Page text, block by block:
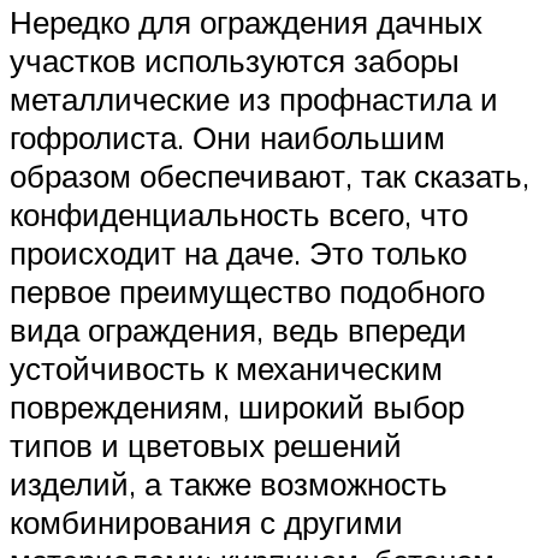
Нередко для ограждения дачных
участков используются заборы
металлические из профнастила и
гофролиста. Они наибольшим
образом обеспечивают, так сказать,
конфиденциальность всего, что
происходит на даче. Это только
первое преимущество подобного
вида ограждения, ведь впереди
устойчивость к механическим
повреждениям, широкий выбор
типов и цветовых решений
изделий, а также возможность
комбинирования с другими